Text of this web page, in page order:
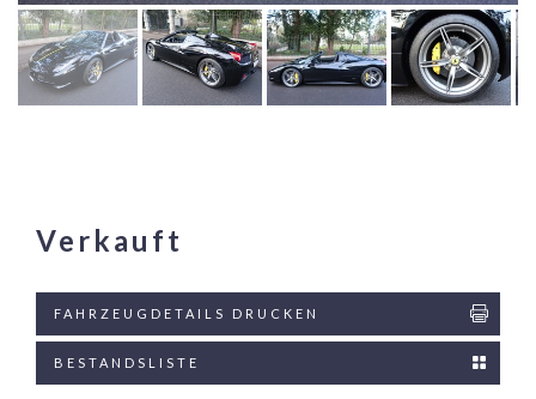
Verkauft
FAHRZEUGDETAILS DRUCKEN
BESTANDSLISTE